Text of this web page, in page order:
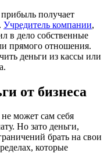
получает
Учредитель компании,
в дело собственные
прямого отношения.
деньги из кассы или
от бизнеса
может сам себя
Но зато деньги,
брать на свои
которые